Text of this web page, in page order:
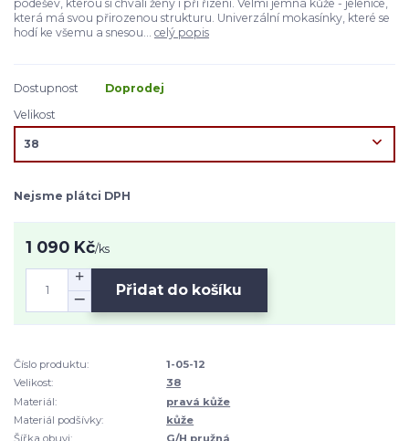
podešev, kterou si chválí ženy i při řízení. Velmi jemná kůže - jelenice,
která má svou přirozenou strukturu. Univerzální mokasínky, které se
hodí ke všemu a snesou... celý popis
Dostupnost
Doprodej
Velikost
Nejsme plátci DPH
1 090 Kč/ks
Přidat do košíku
Číslo produktu:
1-05-12
Velikost:
38
Materiál:
pravá kůže
Materiál podšívky:
kůže